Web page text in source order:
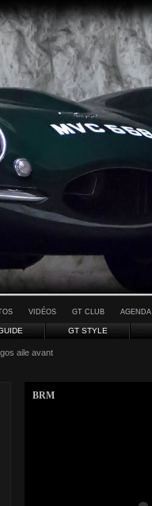
VIDÉOS GT CLUB AGENDA
GT STYLE
aile avant
BRM